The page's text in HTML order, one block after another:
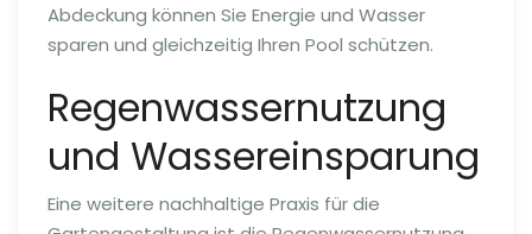
Abdeckung können Sie Energie und Wasser
sparen und gleichzeitig Ihren Pool schützen.
Regenwassernutzung
und Wassereinsparung
Eine weitere nachhaltige Praxis für die